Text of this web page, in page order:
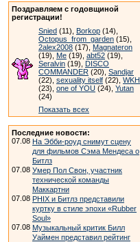
Поздравляем с годовщиной
регистрации!
Snied (11), Borkop (14),
Octopus_from_garden (15),
2alex2008 (17), Magnateron
(19), Me (19), abt52 (19),
Seralvin (19), DISCO
COMMANDER (20), Sandjar
(22), sexuality itself (22), WKH
(23), one of YOU (24), Yutan
(24)
Показать всех
Последние новости:
07.08 На Эбби-роуд снимут сцену
для фильмов Сэма Мендеса о
Битлз
07.08 Умер Пол Свон, участник
технической команды
Маккартни
07.08 PHIX и Битлз представили
куртку в стиле эпохи «Rubber
Soul»
07.08 Музыкальный критик Билл
Уаймен представил рейтинг